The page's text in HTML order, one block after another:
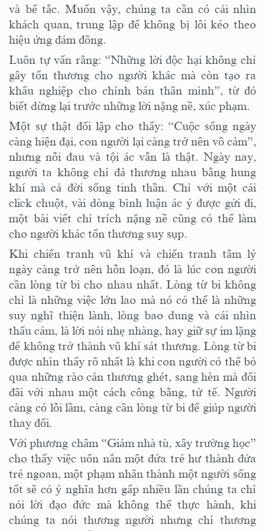
và bế tắc. Muốn vậy, chúng ta cần có cái nhìn
khách quan, trung lập để không bị lôi kéo theo
hiệu ứng đám đông.
Luôn tự vấn rằng: “Những lời độc hại không chỉ
gây tổn thương cho người khác mà còn tạo ra
khẩu nghiệp cho chính bản thân mình”, từ đó
biết dừng lại trước những lời nặng nề, xúc phạm.
Một sự thật đối lập cho thấy: “Cuộc sống ngày
càng hiện đại, con người lại càng trở nên vô cảm”,
nhưng nỗi đau và tội ác vẫn là thật. Ngày nay,
người ta không chỉ đả thương nhau bằng hung
khí mà cả đời sống tinh thần. Chỉ với một cái
click chuột, vài dòng bình luận ác ý được gửi đi,
một bài viết chỉ trích nặng nề cũng có thể làm
cho người khác tổn thương suy sụp.
Khi chiến tranh vũ khí và chiến tranh tâm lý
ngày càng trở nên hỗn loạn, đó là lúc con người
cần lòng từ bi cho nhau nhất. Lòng từ bi không
chỉ là những việc lớn lao mà nó có thể là những
suy nghĩ thiện lành, lòng bao dung và cái nhìn
thấu cảm, là lời nói nhẹ nhàng, hay giữ sự im lặng
để không trở thành vũ khí sát thương. Lòng từ bi
được nhìn thấy rõ nhất là khi con người có thể bỏ
qua những rào cản thương ghét, sang hèn mà đối
đãi với nhau một cách công bằng, tử tế. Người
càng có lỗi lầm, càng cần lòng từ bi để giúp người
thay đổi.
Với phương châm “Giảm nhà tù, xây trường học”
cho thấy việc uốn nắn một đứa trẻ hư thành đứa
trẻ ngoan, một phạm nhân thành một người sống
tốt sẽ có ý nghĩa hơn gấp nhiều lần chúng ta chỉ
nói lời đạo đức mà không thể thực hành, khi
chúng ta nói thương người nhưng chỉ thương